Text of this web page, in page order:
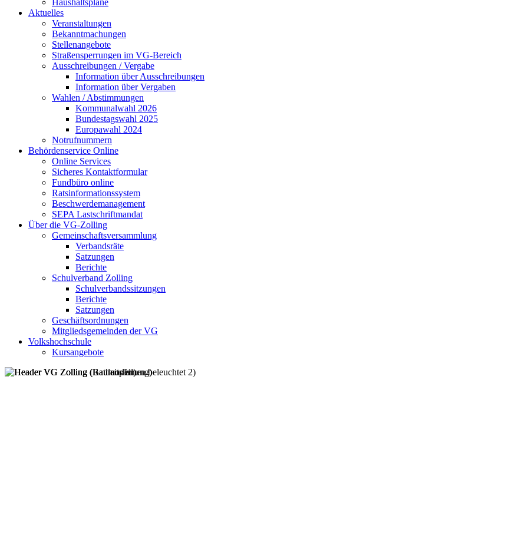
Haushaltspläne
Aktuelles
Veranstaltungen
Bekanntmachungen
Stellenangebote
Straßensperrungen im VG-Bereich
Ausschreibungen / Vergabe
Information über Ausschreibungen
Information über Vergaben
Wahlen / Abstimmungen
Kommunalwahl 2026
Bundestagswahl 2025
Europawahl 2024
Notrufnummern
Behördenservice Online
Online Services
Sicheres Kontaktformular
Fundbüro online
Ratsinformationssystem
Beschwerdemanagement
SEPA Lastschriftmandat
Über die VG-Zolling
Gemeinschaftsversammlung
Verbandsräte
Satzungen
Berichte
Schulverband Zolling
Schulverbandssitzungen
Berichte
Satzungen
Geschäftsordnungen
Mitgliedsgemeinden der VG
Volkshochschule
Kursangebote